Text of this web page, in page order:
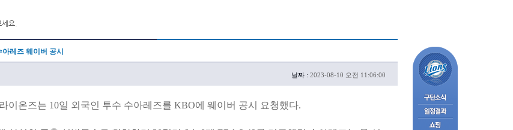
요.
아레즈 웨이버 공시
날짜 : 2023-08-10 오전 11:06:00
이온즈는 10일 외국인 투수 수아레즈를 KBO에 웨이버 공시 요청했다.